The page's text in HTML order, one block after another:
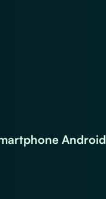
Android